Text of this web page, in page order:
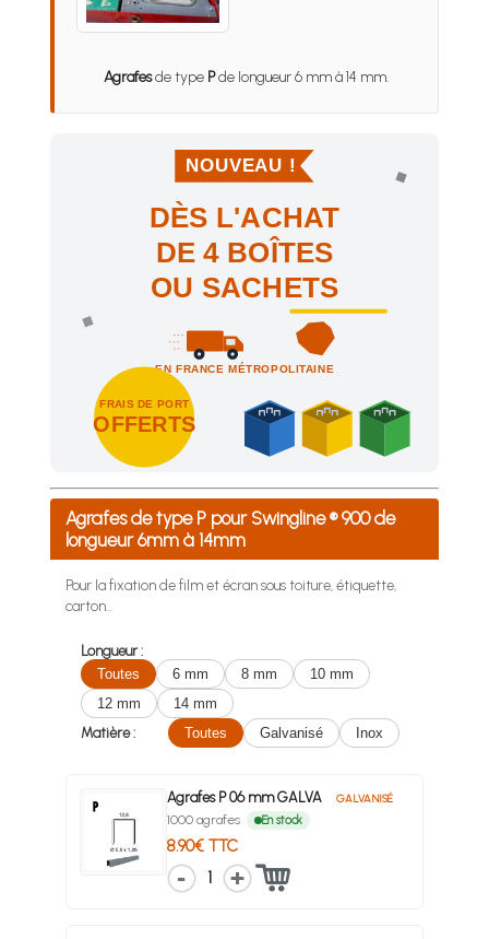
Agrafesde type Pde longueur 6 mm à 14 mm.
NOUVEAU !
DÈS L'ACHAT
DE 4 BOÎTES
OU SACHETS
EN FRANCE MÉTROPOLITAINE
FRAIS DE PORT
OFFERTS
Achetez 4 sachets ou boîtes d'agrafes ou de pointes et
Agrafes de type P pour Swingline ® 900 de
longueur 6mm à 14mm
Pour la fixation de film et écran sous toiture, étiquette,
carton...
Longueur :
Toutes
6 mm 8 mm
10 mm
12 mm
14 mm
Matière :
Toutes Galvanisé Inox
Agrafes P 06 mm GALVA GALVANISÉ
1000 agrafes En stock
8.90€ TTC
1